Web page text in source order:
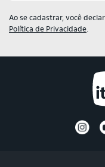
Ao se cadastrar, você
Política de Privacidade.